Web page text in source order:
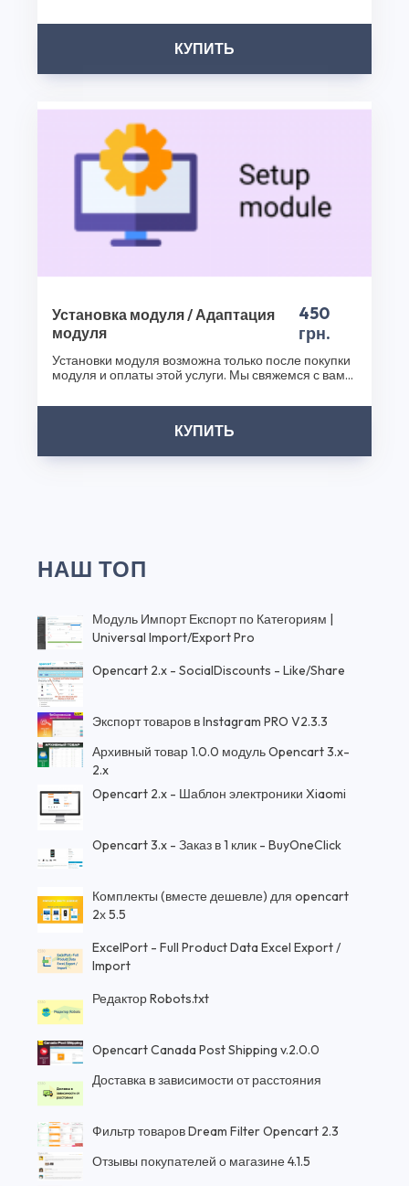
вашего интернет-магазина с помощью Модуль
Варианты товаров Opencart 2.x и других наших
уже сегодня и сделайте ваш бизнес еще успешнее!
Спасибо, что выбрали CS50!
КУПИТЬ
Установка модуля / Адаптация
модуля
450
грн.
Установки модуля возможна только после покупки
модуля и оплаты этой услуги. Мы свяжемся с вами
КУПИТЬ
НАШ ТОП
Модуль Импорт Експорт по Категориям |
Universal Import/Export Pro
Opencart 2.x - SocialDiscounts - Like/Share
Экспорт товаров в Instagram PRO V2.3.3
Архивный товар 1.0.0 модуль Opencart 3.x-
2.x
Opencart 2.x - Шаблон электроники Xiaomi
Opencart 3.x - Заказ в 1 клик - BuyOneClick
Комплекты (вместе дешевле) для opencart
2х 5.5
ExcelPort - Full Product Data Excel Export /
Import
Редактор Robots.txt
Opencart Canada Post Shipping v.2.0.0
Доставка в зависимости от расстояния
Фильтр товаров Dream Filter Opencart 2.3
Отзывы покупателей о магазине 4.1.5